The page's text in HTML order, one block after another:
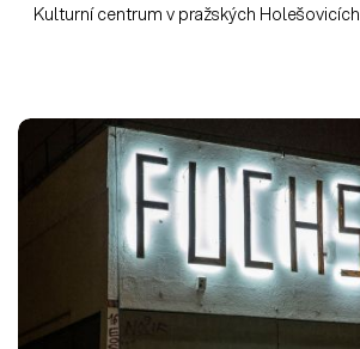
Kulturní centrum v pražských Holešovicích